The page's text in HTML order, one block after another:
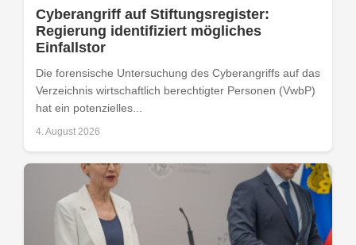
Cyberangriff auf Stiftungsregister:
Regierung identifiziert mögliches
Einfallstor
Die forensische Untersuchung des Cyberangriffs auf das
Verzeichnis wirtschaftlich berechtigter Personen (VwbP)
hat ein potenzielles...
4. August 2026